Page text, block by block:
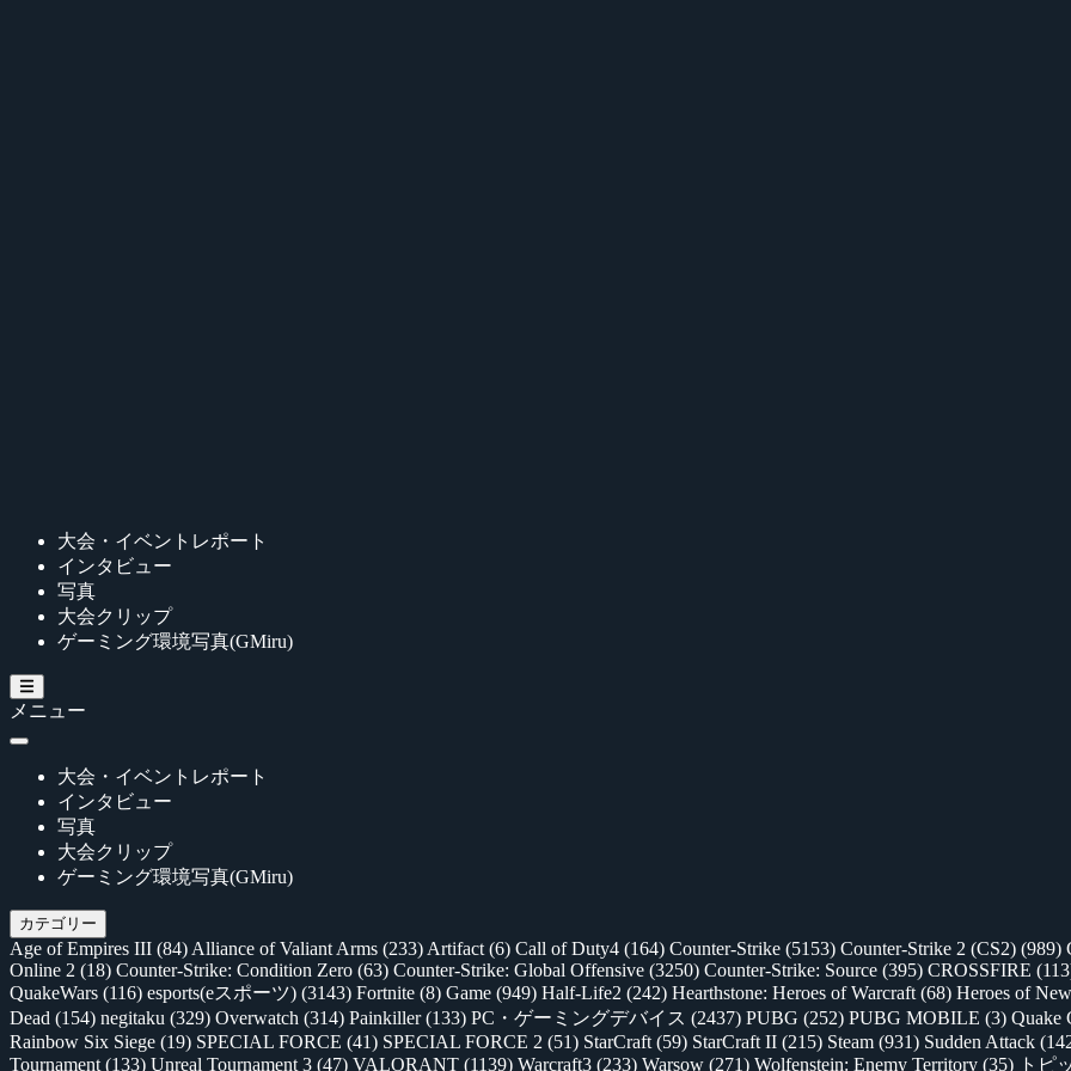
大会・イベントレポート
インタビュー
写真
大会クリップ
ゲーミング環境写真(GMiru)
メニュー
大会・イベントレポート
インタビュー
写真
大会クリップ
ゲーミング環境写真(GMiru)
カテゴリー
Age of Empires III (84) Alliance of Valiant Arms (233) Artifact (6) Call of Duty4 (164) Counter-Strike (5153) Counter-Strike 2 (CS2) (989)
Online 2 (18) Counter-Strike: Condition Zero (63) Counter-Strike: Global Offensive (3250) Counter-Strike: Source (395) CROSSFIRE
QuakeWars (116) esports(eスポーツ) (3143) Fortnite (8) Game (949) Half-Life2 (242) Hearthstone: Heroes of Warcraft (68) Heroes of
Dead (154) negitaku (329) Overwatch (314) Painkiller(133) PC・ゲーミングデバイス (2437) PUBG (252) PUBG MOBILE (3) Quake
Rainbow Six Siege (19) SPECIAL FORCE (41) SPECIAL FORCE 2 (51) StarCraft (59) StarCraft II (215) Steam (931) Sudden Attack
Tournament (133) Unreal Tournament 3 (47) VALORANT (1139) Warcraft3 (233) Warsow (271) Wolfenstein: Enemy Territory (35) トピ